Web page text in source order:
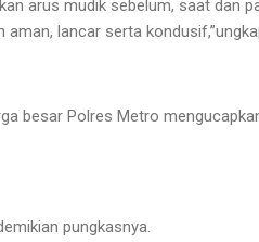
arus mudik sebelum, saat dan
lancar serta
besar Polres Metro
pungkasnya.